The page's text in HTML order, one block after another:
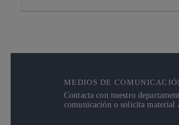
MEDIOS DE
Contacta con nuestro
comunicación o solicita material